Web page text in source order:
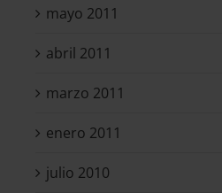
mayo 2011
abril 2011
marzo 2011
enero 2011
julio 2010